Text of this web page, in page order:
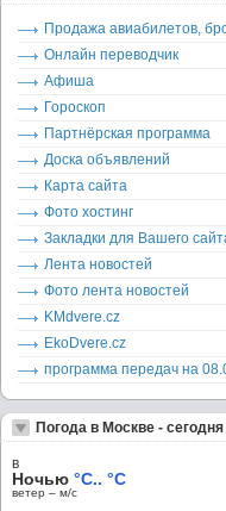
Продажа авиабилетов,
Онлайн переводчик
Афиша
Гороскоп
Партнёрская программа
Доска объявлений
Карта сайта
Фото хостинг
Закладки для Вашего
Лента новостей
Фото лента новостей
KMdvere.cz
EkoDvere.cz
программа передач на
Погода в Москве - сегодня
в
Ночью °C.. °C
ветер – м/c